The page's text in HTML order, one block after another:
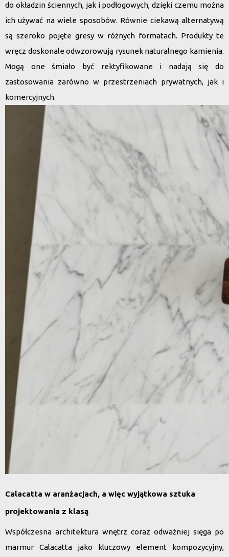
do okładzin ściennych, jak i podłogowych, dzięki czemu można
ich używać na wiele sposobów. Równie ciekawą alternatywą
są szeroko pojęte gresy w różnych formatach. Produkty te
wręcz doskonale odwzorowują rysunek naturalnego kamienia.
Mogą one śmiało być rektyfikowane i nadają się do
zastosowania zarówno w przestrzeniach prywatnych, jak i
komercyjnych.
Calacatta w aranżacjach, a więc wyjątkowa sztuka
projektowania z klasą
Współczesna architektura wnętrz coraz odważniej sięga po
marmur Calacatta jako kluczowy element kompozycyjny,